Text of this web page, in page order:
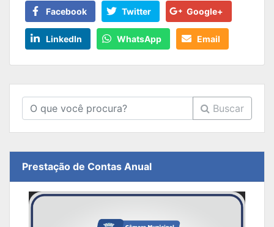
Facebook Twitter Google+
LinkedIn WhatsApp Email
Buscar
Prestação de Contas Anual